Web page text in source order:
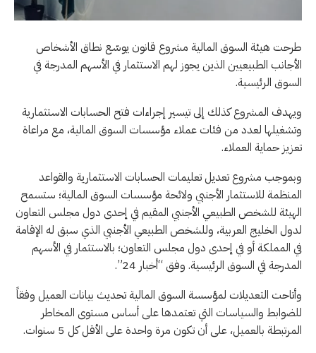
طرحت هيئة السوق المالية مشروع قانون يوسّع نطاق الأشخاص
الأجانب الطبيعيين الذين يجوز لهم الاستثمار في الأسهم المدرجة في
السوق الرئيسية.
ويهدف المشروع كذلك إلى تيسير إجراءات فتح الحسابات الاستثمارية
وتشغيلها لعدد من فئات عملاء مؤسسات السوق المالية، مع مراعاة
تعزيز حماية العملاء.
وبموجب مشروع تعديل تعليمات الحسابات الاستثمارية والقواعد
المنظمة للاستثمار الأجنبي ولائحة مؤسسات السوق المالية؛ ستسمح
الهيئة للشخص الطبيعي الأجنبي المقيم في إحدى دول مجلس التعاون
لدول الخليج العربية، وللشخص الطبيعي الأجنبي الذي سبق له الإقامة
في المملكة أو في إحدى دول مجلس التعاون؛ بالاستثمار في الأسهم
المدرجة في السوق الرئيسية. وفق “أخبار 24”.
وأتاحت التعديلات لمؤسسة السوق المالية تحديث بيانات العميل وفقاً
للضوابط والسياسات التي تعتمدها على أساس مستوى المخاطر
المرتبطة بالعميل، على أن تكون مرة واحدة على الأقل كل 5 سنوات.